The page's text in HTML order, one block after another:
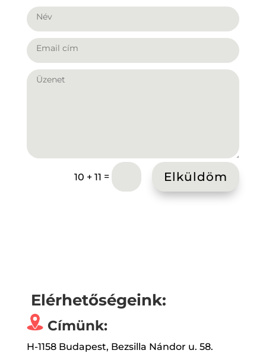
10 + 11 = Elküldöm
Elérhetőségeink:
Címünk:
H-1158 Budapest, Bezsilla Nándor u. 58.